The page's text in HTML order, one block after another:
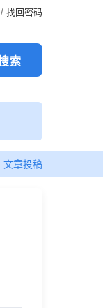
/ 找回密码
文章投稿